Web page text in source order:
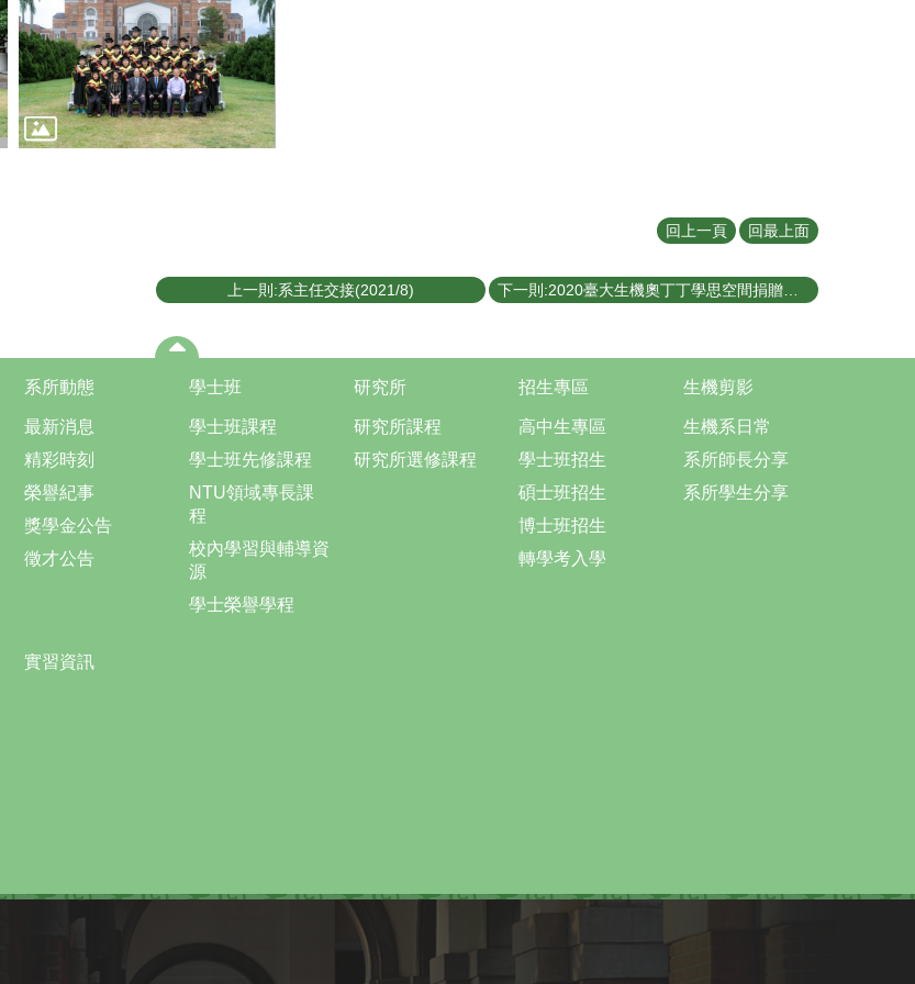
回上一頁 回最上面
上一則:系主任交接(2021/8)
系所動態
最新消息
精彩時刻
榮譽紀事
獎學金公告
徵才公告
學士班
學士班課程
學士班先修課程
NTU領域專長課
程
校內學習與輔導資
源
學士榮譽學程
研究所
研究所課程
研究所選修課程
招生專區
高中生專區
學士班招生
碩士班招生
博士班招生
轉學考入學
生機剪影
生機系日常
系所師長分享
系所學生分享
實習資訊